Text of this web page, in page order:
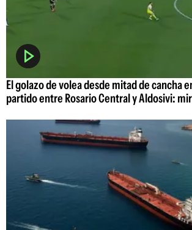
El golazo de volea desde mitad de cancha
partido entre Rosario Central y Aldosivi: